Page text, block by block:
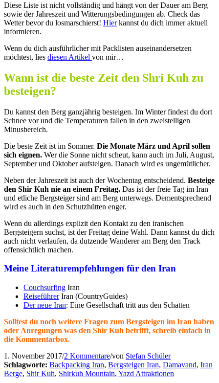
Diese Liste ist nicht vollständig und hängt von der Dauer am Berg
sowie der Jahreszeit und Witterungsbedingungen ab. Check das
Wetter bevor du losmarschierst! Hierkannst du dich immer aktuell
informieren.
Wenn du dich ausführlicher mit Packlisten auseinandersetzen
möchtest, lies diesen Artikel von mir…
Wann ist die beste Zeit den Shri Kuh zu
besteigen?
Du kannst den Berg ganzjährig besteigen. Im Winter findest du dort
Schnee vor und die Temperaturen fallen in den zweistelligen
Minusbereich.
Die beste Zeit ist im Sommer. Die Monate März und April sollen
sich eignen. Wer die Sonne nicht scheut, kann auch im Juli, August,
September und Oktober aufsteigen. Danach wird es ungemütlicher.
Neben der Jahreszeit ist auch der Wochentag entscheidend. Besteige
den Shir Kuh nie an einem Freitag. Das ist der freie Tag im Iran
und etliche Bergsteiger sind am Berg unterwegs. Dementsprechend
wird es auch in den Schutzhütten enger.
Wenn du allerdings explizit den Kontakt zu den iranischen
Bergsteigern suchst, ist der Freitag deine Wahl. Dann kannst du dich
auch nicht verlaufen, da dutzende Wanderer am Berg den Track
offensichtlich machen.
Meine Literaturempfehlungen für den Iran
Couchsurfing Iran
ReiseführerIran (CountryGuides)
Der neue Iran: Eine Gesellschaft tritt aus den Schatten
Solltest du noch weitere Fragen zum Bergsteigen im Iran haben
oder Anregungen was den Shir Kuh betrifft, schreib einfach in
die Kommentarbox.
1. November 2017/2 Kommentare/von Stefan Schüler
Schlagworte: Backpacking Iran, Bergsteigen Iran, Damavand, Iran
Berge, Shir Kuh, Shirkuh Mountain, Yazd Attraktionen